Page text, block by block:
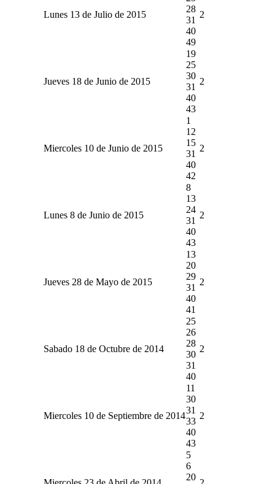
Lunes 13 de Julio de 2015
28
31
40
49
2
Jueves 18 de Junio de 2015
19
25
30
31
40
43
2
Miercoles 10 de Junio de 2015
1
12
15
31
40
42
2
Lunes 8 de Junio de 2015
8
13
24
31
40
43
2
Jueves 28 de Mayo de 2015
13
20
29
31
40
41
2
Sabado 18 de Octubre de 2014
25
26
28
30
31
40
2
Miercoles 10 de Septiembre de 2014
11
30
31
33
40
43
2
5
6
20